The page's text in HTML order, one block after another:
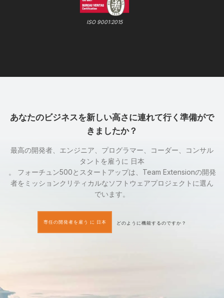
ISO 9001:2015
あなたのビジネスを新しい高さに連れて行く準備がで
きましたか？
最高の開発者、エンジニア、プログラマー、コーダー、コンサル
タントを雇うに 日本
。 フォーチュン500とスタートアップは、Team Extensionの開発
者をミッションクリティカルなソフトウェアプロジェクトに選ん
でいます。
専任の開発者を雇う に 日本 どのように機能するのですか？